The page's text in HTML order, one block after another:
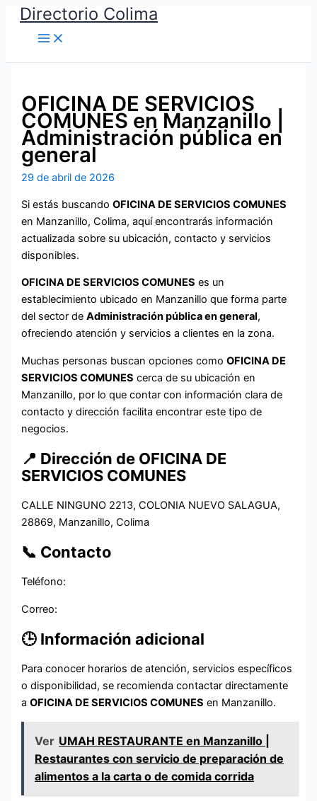
Directorio Colima
Main
Menu
OFICINA DE SERVICIOS
COMUNES en Manzanillo |
Administración pública en
general
29 de abril de 2026
Si estás buscandoOFICINA DE SERVICIOS COMUNES
en Manzanillo, Colima, aquí encontrarás información
actualizada sobre su ubicación, contacto y servicios
disponibles.
OFICINA DE SERVICIOS COMUNES es un
establecimiento ubicado en Manzanillo que forma parte
del sector deAdministración pública en general,
ofreciendo atención y servicios a clientes en la zona.
Muchas personas buscan opciones comoOFICINA DE
SERVICIOS COMUNES cerca de su ubicación en
Manzanillo, por lo que contar con información clara de
contacto y dirección facilita encontrar este tipo de
negocios.
📍 Dirección de OFICINA DE
SERVICIOS COMUNES
CALLE NINGUNO 2213, COLONIA NUEVO SALAGUA,
28869, Manzanillo, Colima
📞 Contacto
Teléfono:
Correo:
🕒 Información adicional
Para conocer horarios de atención, servicios específicos
o disponibilidad, se recomienda contactar directamente
aOFICINA DE SERVICIOS COMUNES en Manzanillo.
Ver UMAH RESTAURANTE en Manzanillo |
Restaurantes con servicio de preparación de
alimentos a la carta o de comida corrida